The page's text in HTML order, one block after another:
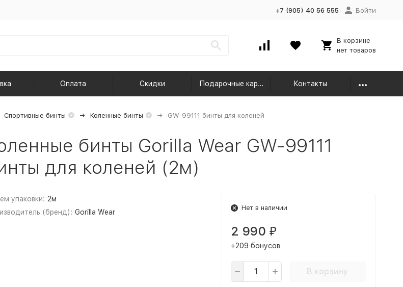
+7 (905) 40 56 555 Войти
В корзине
нет товаров
Оплата Скидки Подарочные карты Контакты
Спортивные бинты Коленные бинты GW-99111 бинты для коленей
бинты Gorilla Wear GW-99111
для коленей (2м)
упаковки: 2м
(бренд): Gorilla Wear
Нет в наличии
2 990 ₽
+209 бонусов
В корзину